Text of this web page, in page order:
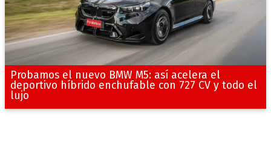
Probamos el nuevo BMW M5: así acelera el
deportivo híbrido enchufable con 727 CV y todo el
lujo